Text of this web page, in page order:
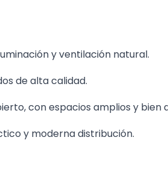
y ventilación natural.
de alta calidad.
con espacios amplios y bien
y moderna distribución.